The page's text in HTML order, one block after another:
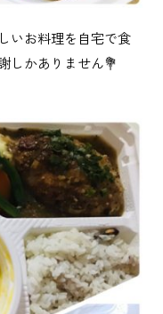
いお料理を自宅で食
しかありません💐